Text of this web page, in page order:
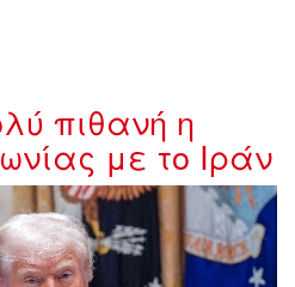
πιθανή η
με το Ιράν